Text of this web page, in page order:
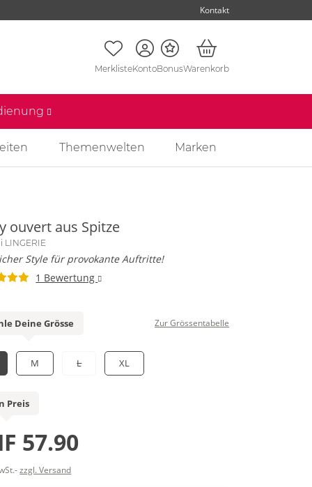
Kontakt
MerklisteKontoBonusWarenkorb
Themenwelten Marken
ouvert aus Spitze
LINGERIE
Style für provokante Auftritte!
1 Bewertung
Deine Grösse
M L XL
Zur Grössentabelle
Preis
57.90
zzgl. Versand